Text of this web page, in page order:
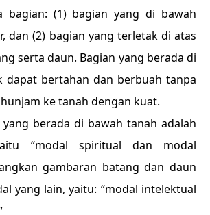
bagian: (1) bagian yang di bawah
dan (2) bagian yang terletak di atas
serta daun. Bagian yang berada di
dapat bertahan dan berbuah tanpa
ke tanah dengan kuat.
berada di bawah tanah adalah
“modal spiritual dan modal
gambaran batang dan daun
yang lain, yaitu: “modal intelektual